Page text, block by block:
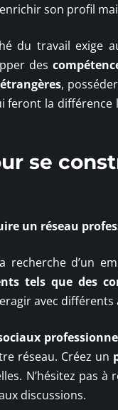
son profil
du travail exige
des
,
feront la différence
se
un réseau
recherche d’un
tels que des
avec
réseau. Créez un
N’hésitez pas
discussions.